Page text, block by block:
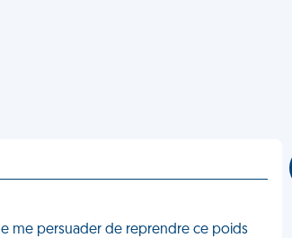
me persuader de reprendre ce poids